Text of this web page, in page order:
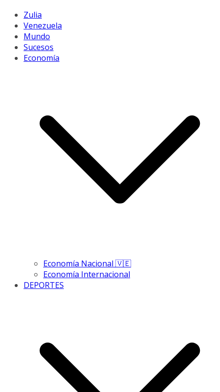
Zulia
Venezuela
Mundo
Sucesos
Economía
Economía Nacional 🇻🇪
Economía Internacional
DEPORTES